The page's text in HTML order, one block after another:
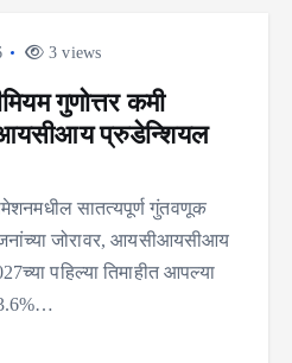
3 views
गुणोत्तर कमी
प्रुडेन्शियल
सातत्यपूर्ण गुंतवणूक
जोरावर, आयसीआयसीआय
पहिल्या तिमाहीत आपल्या